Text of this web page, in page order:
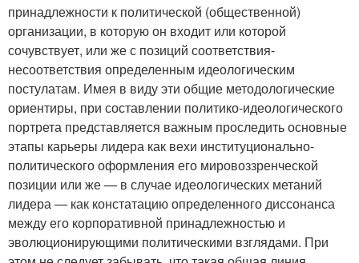
принадлежности к политической (общественной)
организации, в которую он входит или которой
сочувствует, или же с позиций соответствия-
несоответствия определенным идеологическим
постулатам. Имея в виду эти общие методологические
ориентиры, при составлении политико-идеологического
портрета представляется важным проследить основные
этапы карьеры лидера как вехи институционально-
политического оформления его мировоззренческой
позиции или же — в случае идеологических метаний
лидера — как констатацию определенного диссонанса
между его корпоративной принадлежностью и
эволюционирующими политическими взглядами. При